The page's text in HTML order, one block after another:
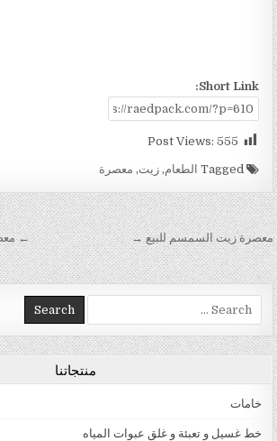
Short Link:
Post Views: 555
Tagged الطعام,زيت, معصرة
تصفّح المقالات ← معصرة زيت السمسم للبيع →
Search for:
منتجاتنا
خامات
خط غسيل و تعبئة و غلق عبوات المياه